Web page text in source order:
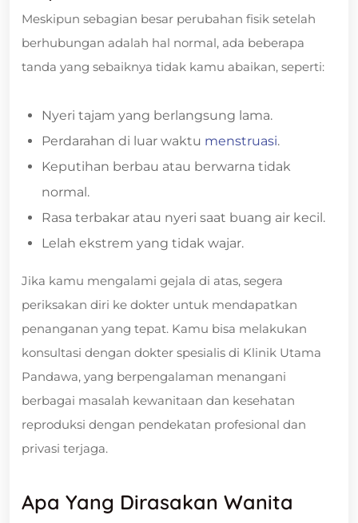
Meskipun sebagian besar perubahan fisik setelah
berhubungan adalah hal normal, ada beberapa
tanda yang sebaiknya tidak kamu abaikan, seperti:
Nyeri tajam yang berlangsung lama.
Perdarahan di luar waktu menstruasi.
Keputihan berbau atau berwarna tidak
normal.
Rasa terbakar atau nyeri saat buang air kecil.
Lelah ekstrem yang tidak wajar.
Jika kamu mengalami gejala di atas, segera
periksakan diri ke dokter untuk mendapatkan
penanganan yang tepat. Kamu bisa melakukan
konsultasi dengan dokter spesialis di Klinik Utama
Pandawa, yang berpengalaman menangani
berbagai masalah kewanitaan dan kesehatan
reproduksi dengan pendekatan profesional dan
privasi terjaga.
Apa Yang Dirasakan Wanita